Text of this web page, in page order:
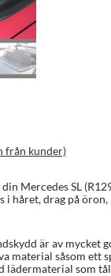
från kunder)
Mercedes SL
håret, drag på öron,
är av mycket
material såsom ett
lädermaterial som